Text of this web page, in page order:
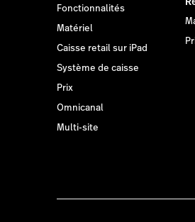
Fonctionnalités
Matériel
Caisse retail sur iPad
Système de caisse
Prix
Omnicanal
Multi-site